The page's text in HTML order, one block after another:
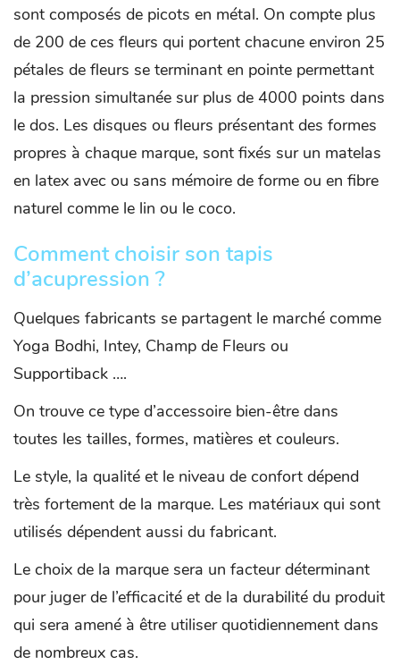
sont composés de picots en métal. On compte plus
de 200 de ces fleurs qui portent chacune environ 25
pétales de fleurs se terminant en pointe permettant
la pression simultanée sur plus de 4000 points dans
le dos. Les disques ou fleurs présentant des formes
propres à chaque marque, sont fixés sur un matelas
en latex avec ou sans mémoire de forme ou en fibre
naturel comme le lin ou le coco.
Comment choisir son tapis
d’acupression ?
Quelques fabricants se partagent le marché comme
Yoga Bodhi, Intey, Champ de Fleurs ou
Supportiback ….
On trouve ce type d’accessoire bien-être dans
toutes les tailles, formes, matières et couleurs.
Le style, la qualité et le niveau de confort dépend
très fortement de la marque. Les matériaux qui sont
utilisés dépendent aussi du fabricant.
Le choix de la marque sera un facteur déterminant
pour juger de l’efficacité et de la durabilité du produit
qui sera amené à être utiliser quotidiennement dans
de nombreux cas.